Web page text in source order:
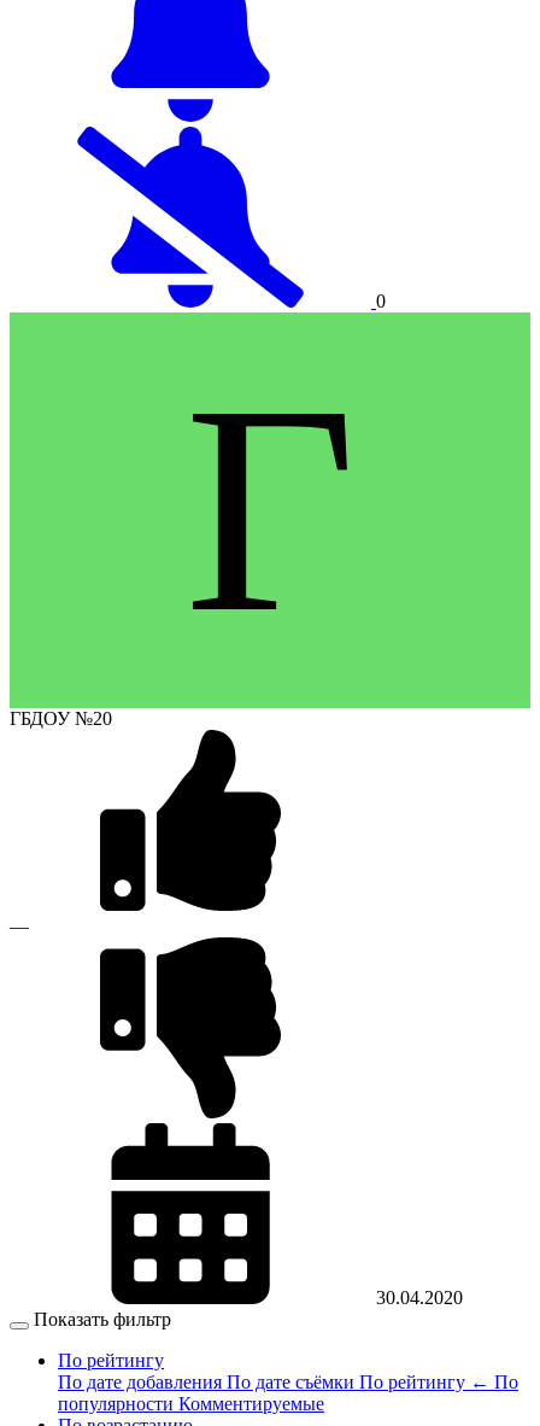
0
Г
ГБДОУ №20
—
30.04.2020
Показать фильтр
По рейтингу
По дате добавления По дате съёмки По рейтингу ← По
популярности Комментируемые